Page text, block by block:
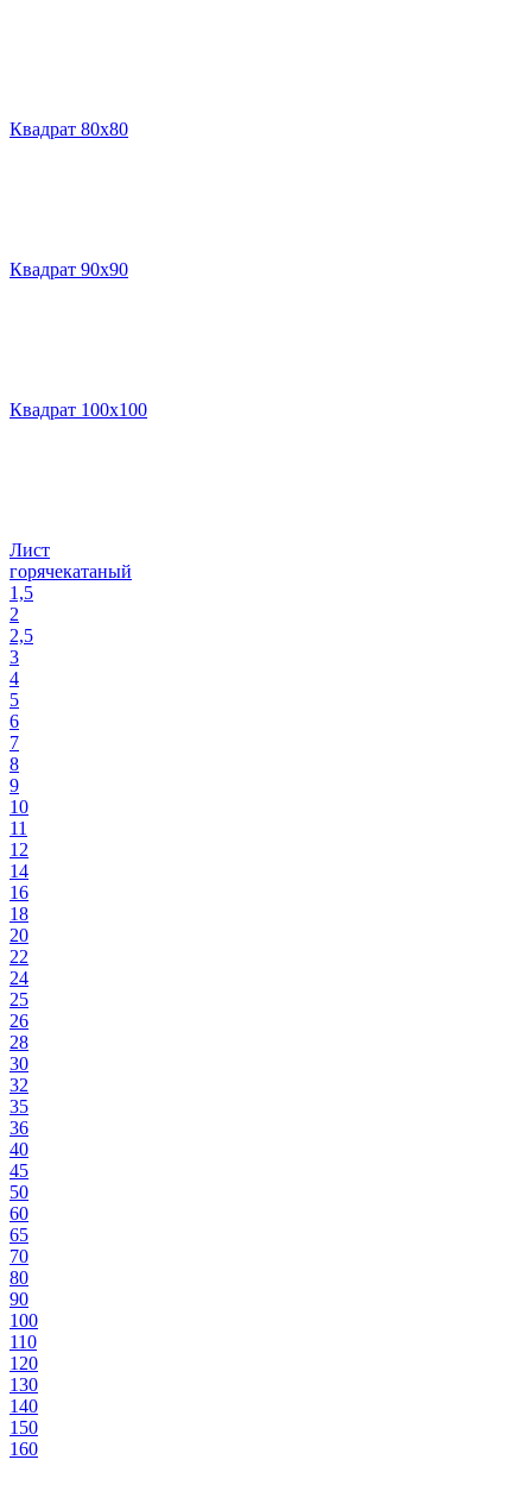
Квадрат 80х80
Квадрат 90х90
Квадрат 100х100
Лист
горячекатаный
1,5
2
2,5
3
4
5
6
7
8
9
10
11
12
14
16
18
20
22
24
25
26
28
30
32
35
36
40
45
50
60
65
70
80
90
100
110
120
130
140
150
160